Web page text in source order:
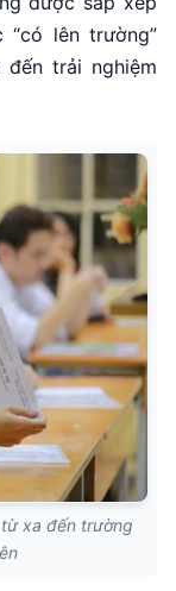
lên trường”
trải nghiệm
xa đến trường